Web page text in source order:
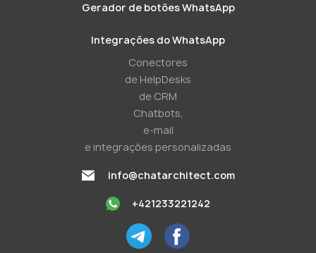
Gerador de botões WhatsApp
Integrações do WhatsApp
Conectores
de HelpDesks
de CRM
Chatbots,
e-mail
e integrações personalizadas
info@chatarchitect.com
+421233221242